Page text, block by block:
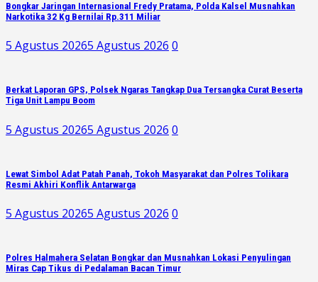
Bongkar Jaringan Internasional Fredy Pratama, Polda Kalsel Musnahkan
Narkotika 32 Kg Bernilai Rp.311 Miliar
5 Agustus 20265 Agustus 2026 0
Berkat Laporan GPS, Polsek Ngaras Tangkap Dua Tersangka Curat Beserta
Tiga Unit Lampu Boom
5 Agustus 20265 Agustus 2026 0
Lewat Simbol Adat Patah Panah, Tokoh Masyarakat dan Polres Tolikara
Resmi Akhiri Konflik Antarwarga
5 Agustus 20265 Agustus 2026 0
Polres Halmahera Selatan Bongkar dan Musnahkan Lokasi Penyulingan
Miras Cap Tikus di Pedalaman Bacan Timur